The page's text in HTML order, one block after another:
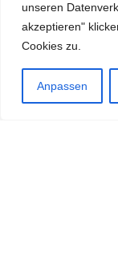
unseren
akzeptieren"
Cookies zu.
Anpassen